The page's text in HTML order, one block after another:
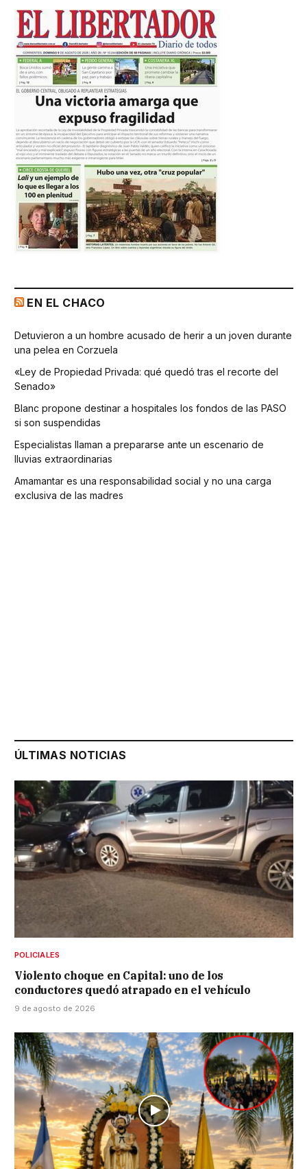
EN EL CHACO
Detuvieron a un hombre acusado de herir a un joven durante
una pelea en Corzuela
«Ley de Propiedad Privada: qué quedó tras el recorte del
Senado»
Blanc propone destinar a hospitales los fondos de las PASO
si son suspendidas
Especialistas llaman a prepararse ante un escenario de
lluvias extraordinarias
Amamantar es una responsabilidad social y no una carga
exclusiva de las madres
ÚLTIMAS NOTICIAS
POLICIALES
Violento choque en Capital: uno de los
conductores quedó atrapado en el vehículo
9 de agosto de 2026